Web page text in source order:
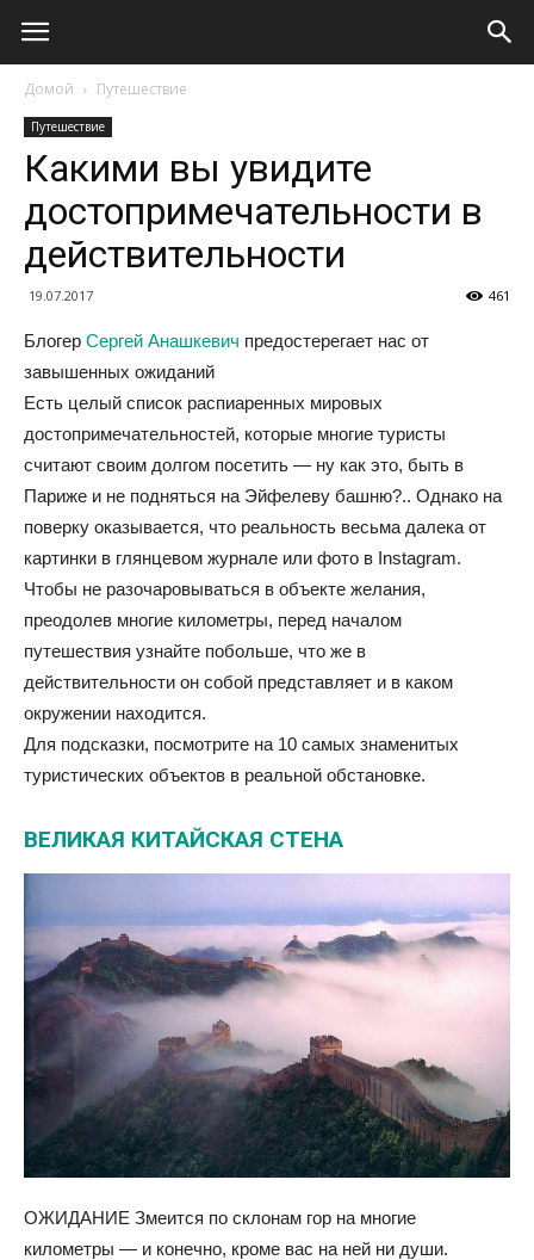
Домой Путешествие
Путешествие
Какими вы увидите
достопримечательности в
действительности
19.07.2017 461
Блогер Сергей Анашкевич предостерегает нас от
завышенных ожиданий
Есть целый список распиаренных мировых
достопримечательностей, которые многие туристы
считают своим долгом посетить — ну как это, быть в
Париже и не подняться на Эйфелеву башню?.. Однако на
поверку оказывается, что реальность весьма далека от
картинки в глянцевом журнале или фото в Instagram.
Чтобы не разочаровываться в объекте желания,
преодолев многие километры, перед началом
путешествия узнайте побольше, что же в
действительности он собой представляет и в каком
окружении находится.
Для подсказки, посмотрите на 10 самых знаменитых
туристических объектов в реальной обстановке.
ВЕЛИКАЯ КИТАЙСКАЯ СТЕНА
ОЖИДАНИЕ Змеится по склонам гор на многие
километры — и конечно, кроме вас на ней ни души.